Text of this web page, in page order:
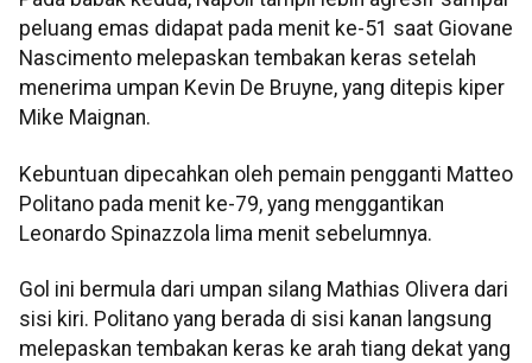
peluang emas didapat pada menit ke-51 saat Giovane
Nascimento melepaskan tembakan keras setelah
menerima umpan Kevin De Bruyne, yang ditepis kiper
Mike Maignan.
Kebuntuan dipecahkan oleh pemain pengganti Matteo
Politano pada menit ke-79, yang menggantikan
Leonardo Spinazzola lima menit sebelumnya.
Gol ini bermula dari umpan silang Mathias Olivera dari
sisi kiri. Politano yang berada di sisi kanan langsung
melepaskan tembakan keras ke arah tiang dekat yang